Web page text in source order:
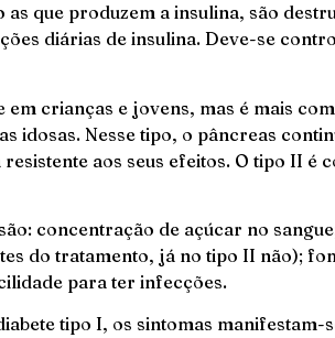
as que produzem a insulina, são
diárias de insulina. Deve-se
em crianças e jovens, mas é mais
idosas. Nesse tipo, o pâncreas
aos seus efeitos. O tipo II é
concentração de açúcar no
do tratamento, já no tipo II não);
para ter infecções.
tipo I, os sintomas manifestam-